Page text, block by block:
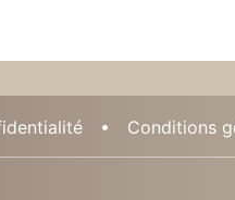
Conditions